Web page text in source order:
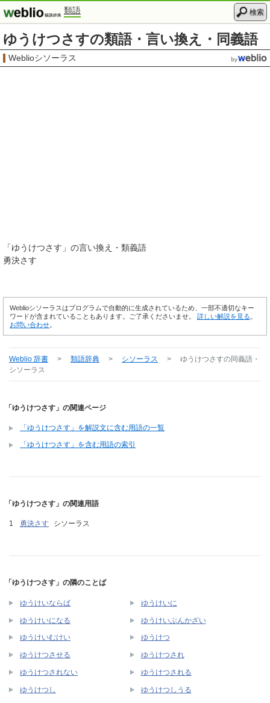
類語 検索
ゆうけつさすの類語・言い換え・同義語
Weblioシソーラス
「ゆうけつさす 」の言い換え・類義語
勇決さす
Weblioシソーラスはプログラムで自動的に生成されているため、一部不適切なキー
ワードが含まれていることもあります。ご了承くださいませ。 詳しい解説を見る
お問い合わせ
Weblio 辞書 > 類語辞典 > シソーラス > ゆうけつさすの同義語・
シソーラス
「ゆうけつさす」の関連ページ
「ゆうけつさす」を解説文に含む用語の一覧
「ゆうけつさす」を含む用語の索引
「ゆうけつさす」の関連用語
勇決さす シソーラス
「ゆうけつさす」の隣のことば
ゆうけいならば ゆうけいに
ゆうけいになる ゆうけいぶんかざい
ゆうけいむけい ゆうけつ
ゆうけつさせる ゆうけつされ
ゆうけつされない ゆうけつされる
ゆうけつし ゆうけつしうる